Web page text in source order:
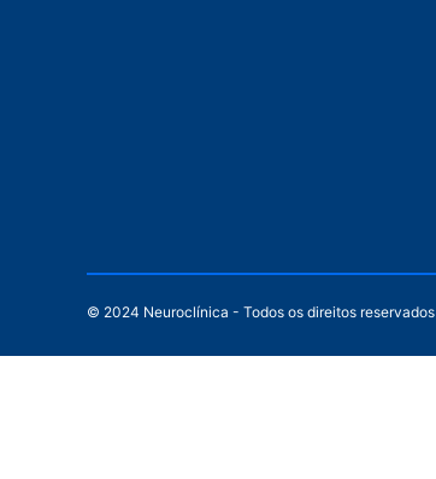
© 2024 Neuroclínica - Todos os direitos reservados